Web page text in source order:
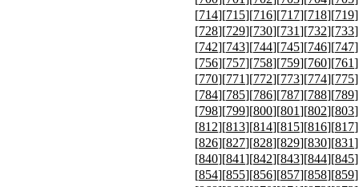
[714][715][716][717][718][719
[728][729][730][731][732][733
[742][743][744][745][746][747
[756][757][758][759][760][761
[770][771][772][773][774][775
[784][785][786][787][788][789
[798][799][800][801][802][803
[812][813][814][815][816][817
[826][827][828][829][830][831
[840][841][842][843][844][845
[854][855][856][857][858][859